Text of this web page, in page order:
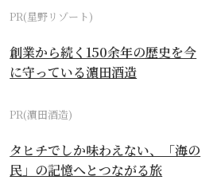
PR(星野リゾート)
創業から続く150余年の歴史を今
に守っている濵田酒造
PR(濵田酒造)
タヒチでしか味わえない、「海の
民」の記憶へとつながる旅